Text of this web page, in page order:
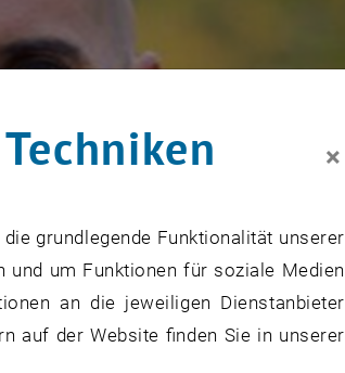
×
grundlegende Funktionalität unserer
um Funktionen für soziale Medien
an die jeweiligen Dienstanbieter
auf der Website finden Sie in unserer